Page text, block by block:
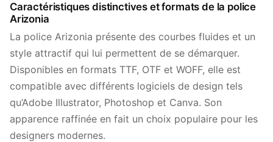
Caractéristiques distinctives et formats de la police
Arizonia
La police Arizonia présente des courbes fluides et un
style attractif qui lui permettent de se démarquer.
Disponibles en formats TTF, OTF et WOFF, elle est
compatible avec différents logiciels de design tels
qu’Adobe Illustrator, Photoshop et Canva. Son
apparence raffinée en fait un choix populaire pour les
designers modernes.